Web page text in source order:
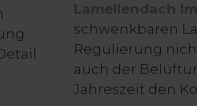
Lamellendach
schwenkbaren
Regulierung
auch der
Jahreszeit den